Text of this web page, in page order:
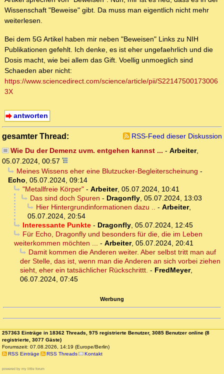
Wissenschaft "Beweise" gibt. Da muss man eigentlich nicht mehr
weiterlesen.
Bei dem 5G Artikel haben mir neben "Beweisen" Links zu NIH
Publikationen gefehlt. Ich denke, es ist eher ungefaehrlich und die
Dosis macht, wie bei allem das Gift. Voellig unmoeglich sind
Schaeden aber nicht:
https://www.sciencedirect.com/science/article/pii/S22147500173006
3X
antworten
gesamter Thread:
RSS-Feed dieser Diskussion
Wie Du der Demenz uvm. entgehen kannst ... - Arbeiter,
05.07.2024, 00:57
Meines Wissens eher eine Blutzucker-Begleiterscheinung -
Echo, 05.07.2024, 09:14
"Metallfreie Körper"- Arbeiter, 05.07.2024, 10:41
Das sind doch Spuren - Dragonfly, 05.07.2024, 13:03
Hier Hintergrundinformationen dazu .. - Arbeiter,
05.07.2024, 20:54
Interessante Punkte- Dragonfly, 05.07.2024, 12:45
Für Echo, Dragonfly und besonders für die, die im Leben
weiterkommen möchten ... - Arbeiter, 05.07.2024, 20:41
Damit kommen die Anderen weiter. Aber selbst tritt man auf
der Stelle, das ist, wenn man die Anderen an sich vorbei ziehen
sieht, eher ein tatsächlicher Rückschrittt. - FredMeyer,
06.07.2024, 07:45
Werbung
257363 Einträge in 18362 Threads, 975 registrierte Benutzer, 3085 Benutzer online (8
registrierte, 3077 Gäste)
Forumszeit: 07.08.2026, 14:19 (Europe/Berlin)
RSS Einträge
RSS Threads Kontakt
powered by my little forum